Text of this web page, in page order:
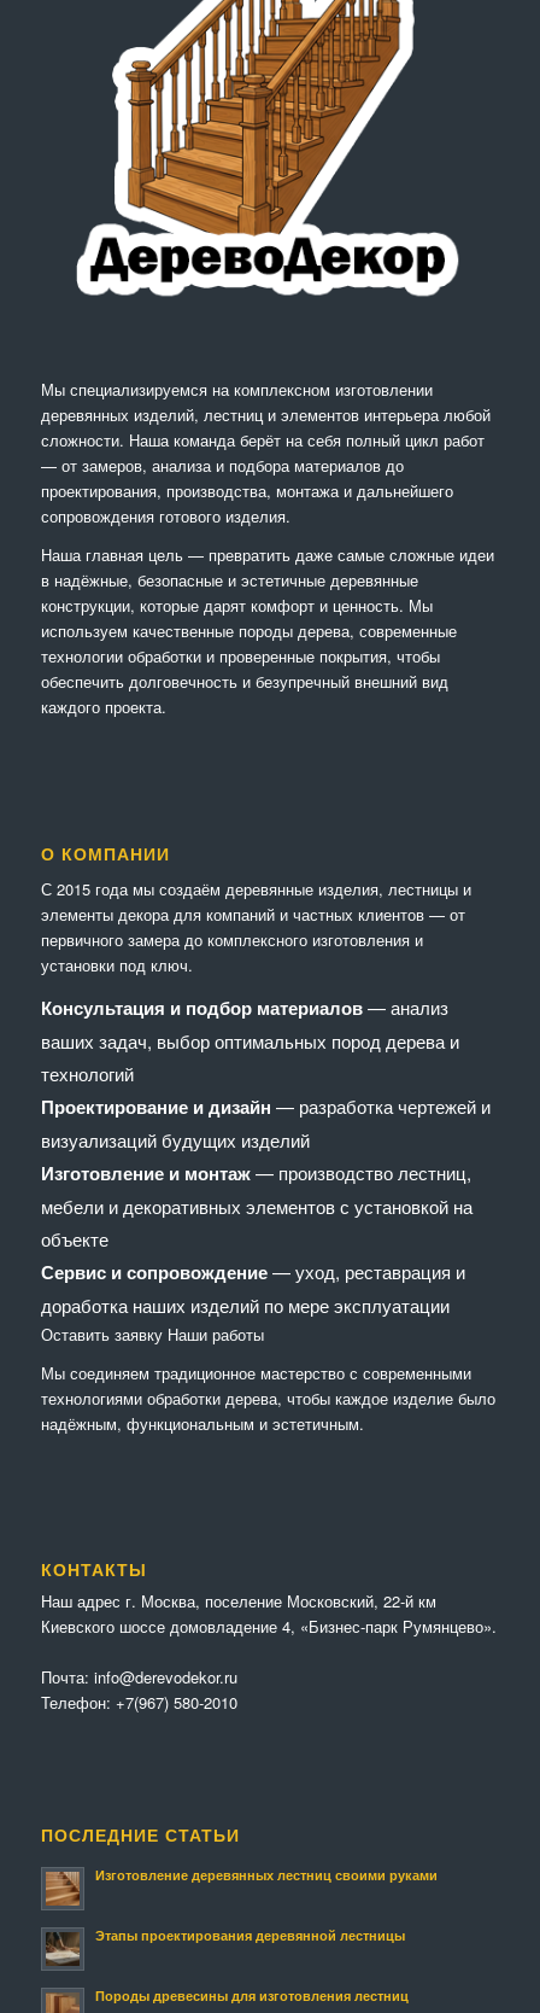
Мы специализируемся на комплексном изготовлении
деревянных изделий, лестниц и элементов интерьера любой
сложности. Наша команда берёт на себя полный цикл работ
— от замеров, анализа и подбора материалов до
проектирования, производства, монтажа и дальнейшего
сопровождения готового изделия.
Наша главная цель — превратить даже самые сложные идеи
в надёжные, безопасные и эстетичные деревянные
конструкции, которые дарят комфорт и ценность. Мы
используем качественные породы дерева, современные
технологии обработки и проверенные покрытия, чтобы
обеспечить долговечность и безупречный внешний вид
каждого проекта.
О КОМПАНИИ
С 2015 года мы создаём деревянные изделия, лестницы и
элементы декора для компаний и частных клиентов — от
первичного замера до комплексного изготовления и
установки под ключ.
Консультация и подбор материалов— анализ
ваших задач, выбор оптимальных пород дерева и
технологий
Проектирование и дизайн — разработка чертежей и
визуализаций будущих изделий
Изготовление и монтаж— производство лестниц,
мебели и декоративных элементов с установкой на
объекте
Сервис и сопровождение— уход, реставрация и
доработка наших изделий по мере эксплуатации
Оставить заявку Наши работы
Мы соединяем традиционное мастерство с современными
технологиями обработки дерева, чтобы каждое изделие было
надёжным, функциональным и эстетичным.
КОНТАКТЫ
Наш адрес г. Москва, поселение Московский, 22-й км
Киевского шоссе домовладение 4, «Бизнес-парк Румянцево».
Почта: info@derevodekor.ru
Телефон: +7(967) 580-2010
ПОСЛЕДНИЕ СТАТЬИ
Изготовление деревянных лестниц своими руками
Этапы проектирования деревянной лестницы
Породы древесины для изготовления лестниц